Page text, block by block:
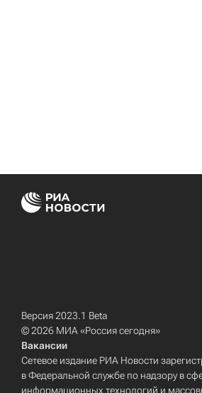
Версия 2023.1 Beta
© 2026 МИА «Россия сегодня»
Вакансии
Сетевое издание РИА Новости
в Федеральной службе по надзору в
информационных технологий и